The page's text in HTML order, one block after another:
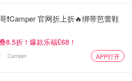
费事，但如果家里有挤汁神器的
可以喝上鲜榨美味就健康的柠檬
❗️Camper 官网折上折🔥绑带芭蕾鞋
8.5折！爆款乐福£68！
Camper APP打开